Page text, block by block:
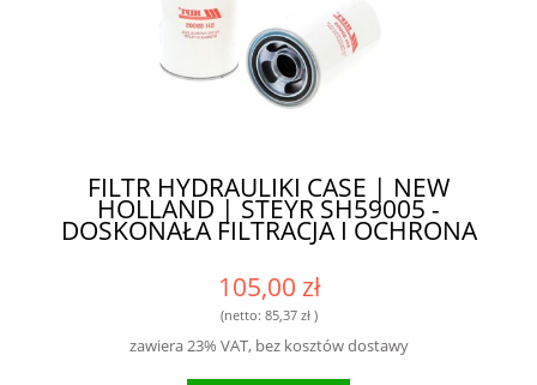
FILTR HYDRAULIKI CASE | NEW
HOLLAND | STEYR SH59005 -
DOSKONAŁA FILTRACJA I OCHRONA
105,00 zł
(netto: 85,37 zł)
zawiera 23% VAT, bez kosztów dostawy